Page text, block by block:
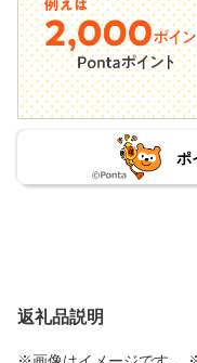
ポ
返礼品説明